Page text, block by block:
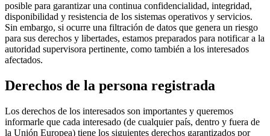
posible para garantizar una continua confidencialidad, integridad,
disponibilidad y resistencia de los sistemas operativos y servicios.
Sin embargo, si ocurre una filtración de datos que genera un riesgo
para sus derechos y libertades, estamos preparados para notificar a la
autoridad supervisora pertinente, como también a los interesados
afectados.
Derechos de la persona registrada
Los derechos de los interesados son importantes y queremos
informarle que cada interesado (de cualquier país, dentro y fuera de
la Unión Europea) tiene los siguientes derechos garantizados por